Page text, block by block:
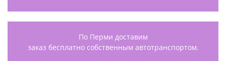
По Перми доставим
заказ бесплатно собственным автотранспортом.